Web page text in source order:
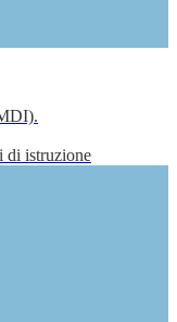
di istruzione